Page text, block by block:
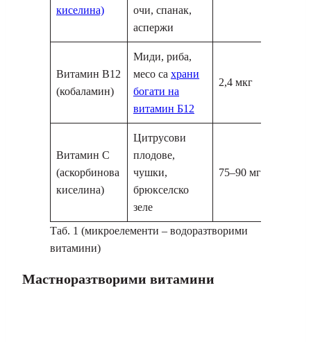
киселина)
очи, спанак,
аспержи
Витамин В12
(кобаламин)
Миди, риба,
месо са храни
богати на
витамин Б12
2,4 мкг
Витамин С
(аскорбинова
киселина)
Цитрусови
плодове,
чушки,
брюкселско
зеле
75–90 мг
Таб. 1 (микроелементи – водоразтворими
витамини)
Мастноразтворими витамини